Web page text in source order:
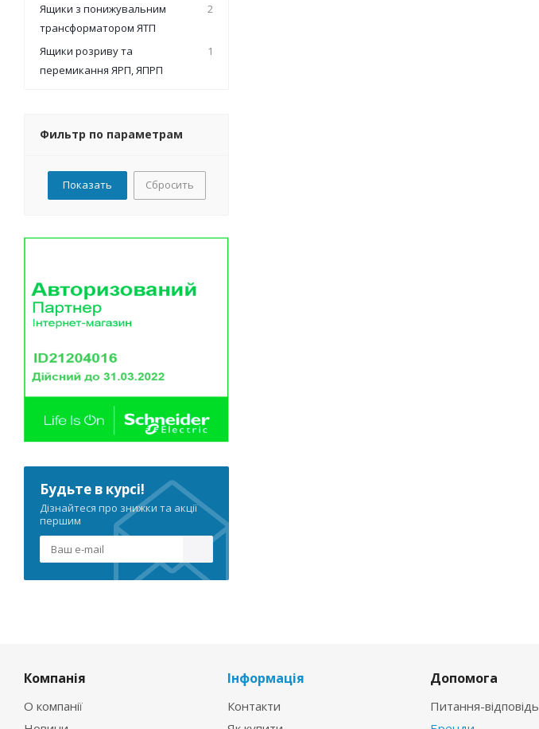
Ящики з понижувальним
трансформатором ЯТП
2
Ящики розриву та
перемикання ЯРП, ЯПРП
1
Фильтр по параметрам
Сбросить
Будьте в курсі!
Дізнайтеся про знижки та акції
першим
Компанія
О компанії
Інформація
Контакти
Допомога
Питання-відповідь